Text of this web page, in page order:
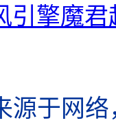
引擎魔
源于网络